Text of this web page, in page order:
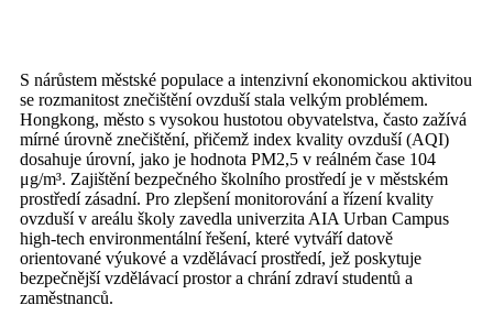
S nárůstem městské populace a intenzivní ekonomickou aktivitou
se rozmanitost znečištění ovzduší stala velkým problémem.
Hongkong, město s vysokou hustotou obyvatelstva, často zažívá
mírné úrovně znečištění, přičemž index kvality ovzduší (AQI)
dosahuje úrovní, jako je hodnota PM2,5 v reálném čase 104
μg/m³. Zajištění bezpečného školního prostředí je v městském
prostředí zásadní. Pro zlepšení monitorování a řízení kvality
ovzduší v areálu školy zavedla univerzita AIA Urban Campus
high-tech environmentální řešení, které vytváří datově
orientované výukové a vzdělávací prostředí, jež poskytuje
bezpečnější vzdělávací prostor a chrání zdraví studentů a
zaměstnanců.